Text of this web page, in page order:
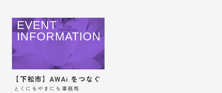
EVENT
INFORMATION
【下松市】AWAi をつなぐ
とくにもやまにも事務局